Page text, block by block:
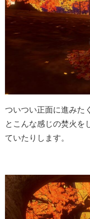
ついつい正面に進みた
とこんな感じの焚火を
ていたりします。